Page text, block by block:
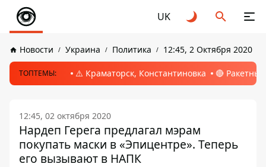
UK
Новости Украина Политика 12:45, 2 Октября 2020
ТОПТЕМЫ: ⚠️ Краматорск, Константиновка 🔴
12:45, 02 октября 2020
Нардеп Герега предлагал мэрам
покупать маски в «Эпицентре». Теперь
его вызывают в НАПК